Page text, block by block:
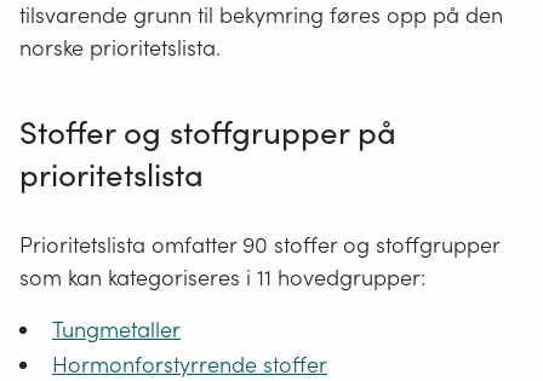
tilsvarende grunn til bekymring føres opp på den
norske prioritetslista.
Stoffer og stoffgrupper på
prioritetslista
Prioritetslista omfatter 90 stoffer og stoffgrupper
som kan kategoriseres i 11 hovedgrupper:
Tungmetaller
Hormonforstyrrende stoffer